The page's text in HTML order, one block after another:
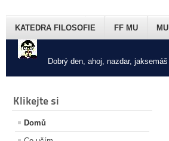
Dobrý den, ahoj, nazdar, jaksemáš
KATEDRA FILOSOFIE FF MU MU
Klikejte si
Domů